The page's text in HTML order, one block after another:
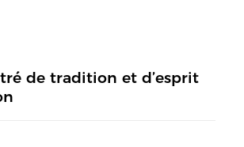
de tradition et d’esprit